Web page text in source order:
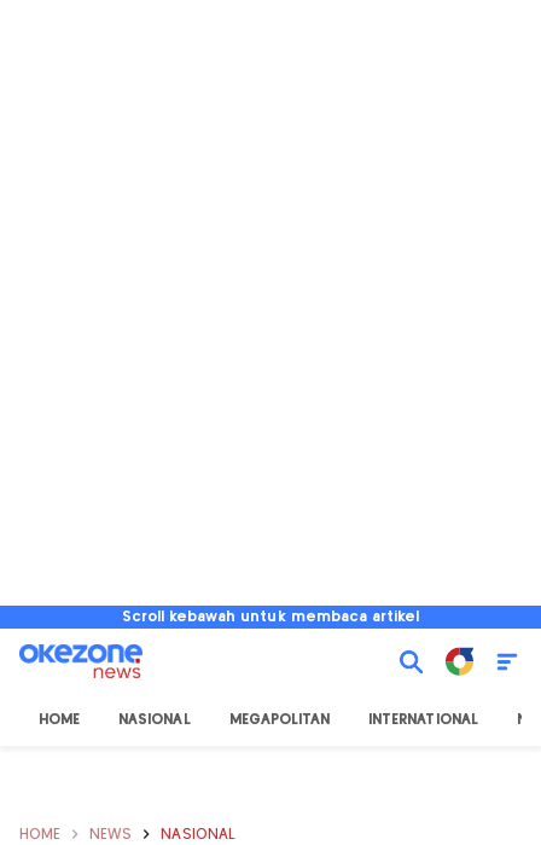
Scroll kebawah untuk membaca artikel
HOME NASIONAL MEGAPOLITAN INTERNATIONAL
HOME NEWS NASIONAL